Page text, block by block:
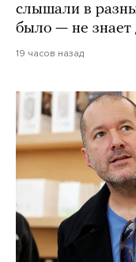
слышали в
было — не
19 часов назад